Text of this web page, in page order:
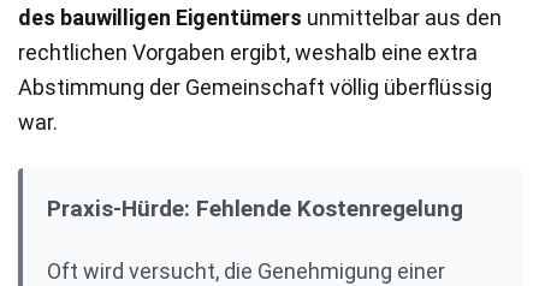
des bauwilligen Eigentümers unmittelbar aus den
rechtlichen Vorgaben ergibt, weshalb eine extra
Abstimmung der Gemeinschaft völlig überflüssig
war.
Praxis-Hürde: Fehlende Kostenregelung
Oft wird versucht, die Genehmigung einer